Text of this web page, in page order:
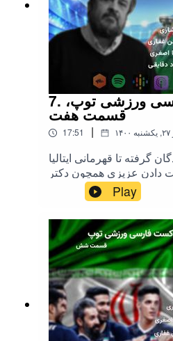
7. پادکست فارسی ورزشی توپ،
قسمت هفت
17:51 |
گرفته تا قهرمانی ایتالیا
و از دست دادن عزیزی همچون دکتر
افشاری آهنگساز : مسعود
آیدین غفاری، شیما اصغری
اینستاگرام : instagram.com/tooppodcast توئیتر :
twitter.com/tooppodcast
Play